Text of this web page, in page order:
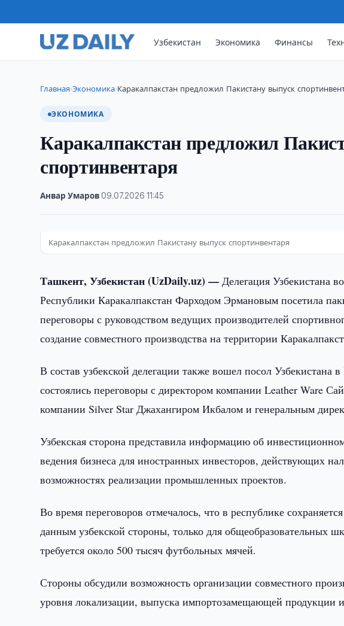
Узбекистан Экономика Финансы
Главная›Экономика›Каракалпакстан предложил Пакистану выпуск
ЭКОНОМИКА
Каракалпакстан предложил
спортинвентаря
Анвар Умаров·09.07.2026 ·11:45
Каракалпакстан предложил Пакистану выпуск спортинвентаря
Ташкент, Узбекистан (UzDaily.uz) —Делегация Узбекистана
Республики Каракалпакстан Фарходом Эрмановым посетила
переговоры с руководством ведущих производителей
создание совместного производства на территории
В состав узбекской делегации также вошел посол Узбекистана
состоялись переговоры с директором компании Leather Ware
компании Silver Star Джахангиром Икбалом и генеральным
Узбекская сторона представила информацию об
ведения бизнеса для иностранных инвесторов, действующих
возможностях реализации промышленных проектов.
Во время переговоров отмечалось, что в республике
данным узбекской стороны, только для общеобразовательных
требуется около 500 тысяч футбольных мячей.
Стороны обсудили возможность организации совместного
уровня локализации, выпуска импортозамещающей продукции